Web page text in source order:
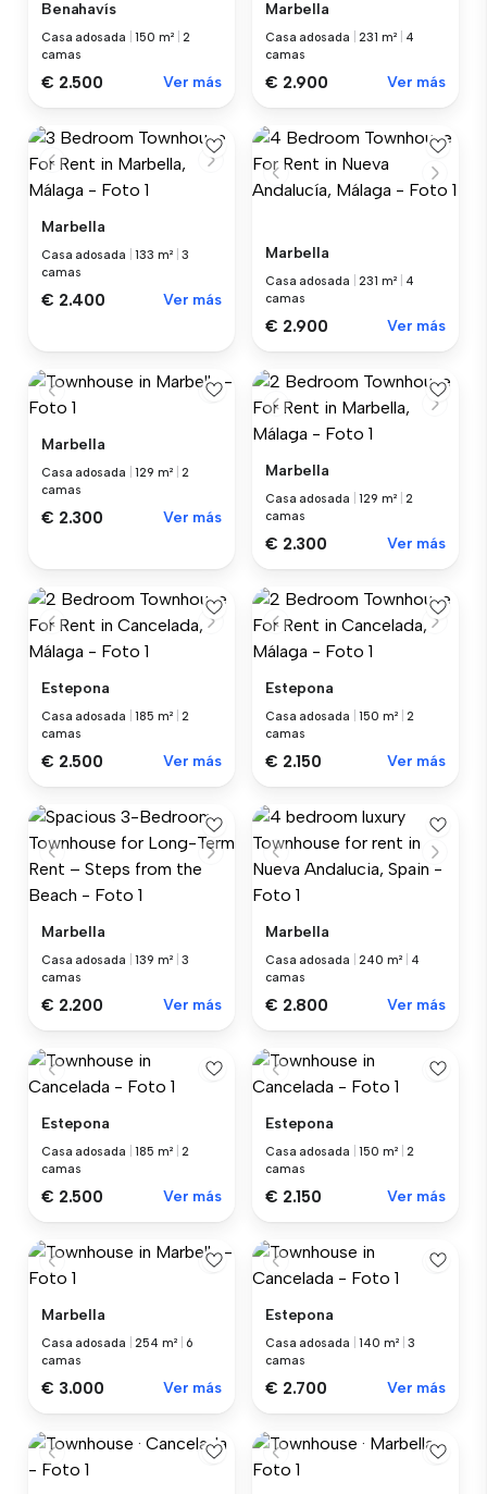
Benahavís
Casa adosada |150 m² |2
camas
€ 2.500 Ver más
Marbella
Casa adosada |231 m²
4
camas
€ 2.900 Ver más
Marbella
Casa adosada |133 m² |3
camas
€ 2.400 Ver más
Marbella
Casa adosada |231 m²
4
camas
€ 2.900 Ver más
Marbella
Casa adosada |129 m² |2
camas
€ 2.300 Ver más
Marbella
Casa adosada |129 m² |2
camas
€ 2.300 Ver más
Estepona
Casa adosada |185 m² |2
camas
€ 2.500 Ver más
Estepona
Casa adosada |150 m² |2
camas
€ 2.150 Ver más
Marbella
Casa adosada |139 m² |3
camas
€ 2.200 Ver más
Marbella
Casa adosada |240 m²
4
camas
€ 2.800 Ver más
Estepona
Casa adosada |185 m² |2
camas
€ 2.500 Ver más
Estepona
Casa adosada |150 m² |2
camas
€ 2.150 Ver más
Marbella
Casa adosada |254 m²
6
camas
€ 3.000 Ver más
Estepona
Casa adosada |140 m² |3
camas
€ 2.700 Ver más